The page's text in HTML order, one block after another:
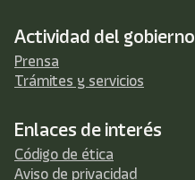
Actividad del gobierno
Prensa
Trámites y servicios
Enlaces de interés
Código de ética
Aviso de privacidad